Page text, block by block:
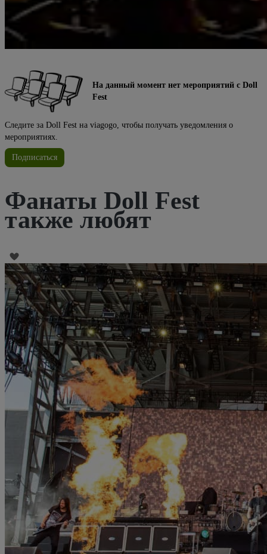
На данный момент нет мероприятий с Doll
Fest
Следите за Doll Fest на viagogo, чтобы получать уведомления о
мероприятиях.
Подписаться
Фанаты Doll Fest
также любят